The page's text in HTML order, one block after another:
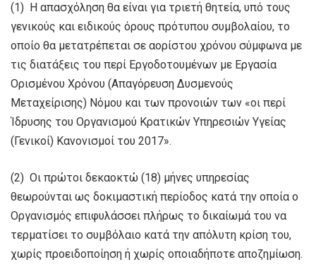
(1) Η απασχόληση θα είναι για τριετή θητεία, υπό τους
γενικούς και ειδικούς όρους πρότυπου συμβολαίου, το
οποίο θα μετατρέπεται σε αορίστου χρόνου σύμφωνα με
τις διατάξεις του περί Εργοδοτουμένων με Εργασία
Ορισμένου Χρόνου (Απαγόρευση Δυσμενούς
Μεταχείρισης) Νόμου και των προνοιών των «οι περί
Ίδρυσης του Οργανισμού Κρατικών Υπηρεσιών Υγείας
(Γενικοί) Κανονισμοί του 2017».
(2) Οι πρώτοι δεκαοκτώ (18) μήνες υπηρεσίας
θεωρούνται ως δοκιμαστική περίοδος κατά την οποία ο
Οργανισμός επιφυλάσσει πλήρως το δικαίωμά του να
τερματίσει το συμβόλαιο κατά την απόλυτη κρίση του,
χωρίς προειδοποίηση ή χωρίς οποιαδήποτε αποζημίωση.